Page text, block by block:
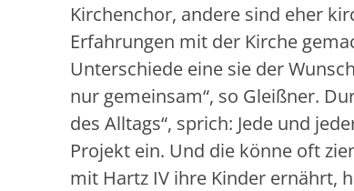
Kirchenchor, andere sind eher
Erfahrungen mit der Kirche
Unterschiede eine sie der
nur gemeinsam“, so Gleißner.
des Alltags“, sprich: Jede und
Projekt ein. Und die könne oft
mit Hartz IV ihre Kinder ernährt,